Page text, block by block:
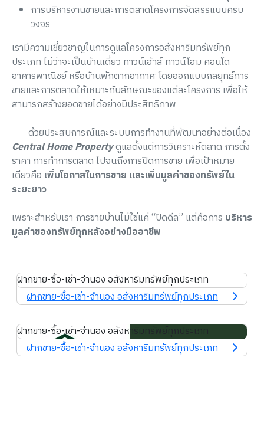
การบริหารงานขายและการตลาดโครงการจัดสรรแบบครบ
วงจร
เรามีความเชี่ยวชาญในการดูแลโครงการอสังหาริมทรัพย์ทุก
ประเภท ไม่ว่าจะเป็นบ้านเดี่ยว ทาวน์เฮ้าส์ ทาวน์โฮม คอนโด
อาคารพาณิชย์ หรือบ้านพักตากอากาศ โดยออกแบบกลยุทธ์การ
ขายและการตลาดให้เหมาะกับลักษณะของแต่ละโครงการ เพื่อให้
สามารถสร้างยอดขายได้อย่างมีประสิทธิภาพ
ด้วยประสบการณ์และระบบการทำงานที่พัฒนาอย่างต่อเนื่อง
Central Home Propertyดูแลตั้งแต่การวิเคราะห์ตลาด การตั้ง
ราคา การทำการตลาด ไปจนถึงการปิดการขาย เพื่อเป้าหมาย
เดียวคือ เพิ่มโอกาสในการขาย และเพิ่มมูลค่าของทรัพย์ใน
ระยะยาว
เพราะสำหรับเรา การขายบ้านไม่ใช่แค่ “ปิดดีล” แต่คือการ บริหาร
มูลค่าของทรัพย์ทุกหลังอย่างมืออาชีพ
ฝากขาย-ซื้อ-เช่า-จำนอง อสังหาริมทรัพย์ทุกประเภท
ฝากขาย-ซื้อ-เช่า-จำนอง อสังหาริมทรัพย์ทุกประเภท
ฝากขาย-ซื้อ-เช่า-จำนอง อสังหาริมทรัพย์ทุกประเภท
ฝากขาย-ซื้อ-เช่า-จำนอง อสังหาริมทรัพย์ทุกประเภท